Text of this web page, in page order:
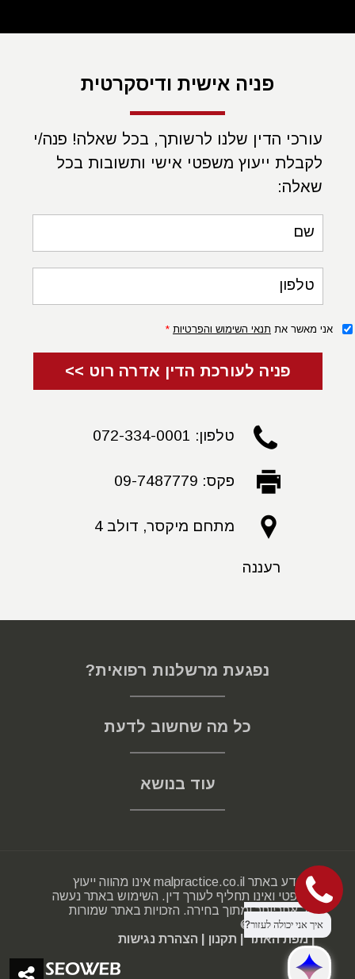
פניה אישית ודיסקרטית
עורכי הדין שלנו לרשותך, בכל שאלה! פנה/י
לקבלת ייעוץ משפטי אישי ותשובות בכל
שאלה:
שם
טלפון
אני מאשר את תנאי השימוש והפרטיות *
פניה לעורכת הדין אדרה רוט >>
טלפון: 072-334-0001
פקס: 09-7487779
מתחם מיקסר, דולב 4
רעננה
נפגעת מרשלנות רפואית?
כל מה שחשוב לדעת
עוד בנושא
המידע באתר malpractice.co.il אינו מהווה ייעוץ
משפטי ואינו תחליף לעורך דין. השימוש באתר נעשה
על אחריותך ומתוך בחירה. הזכויות באתר שמורות
2000-2025 ©
| מפת האתר
| תקנון | הצהרת נגישות